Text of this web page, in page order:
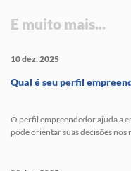
E muito mais...
10 dez. 2025
Qual é seu perfil
O perfil empreendedor ajuda a
pode orientar suas decisões nos